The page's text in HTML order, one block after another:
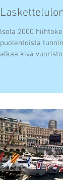
Isola 2000
puolentoista
alkaa kiva